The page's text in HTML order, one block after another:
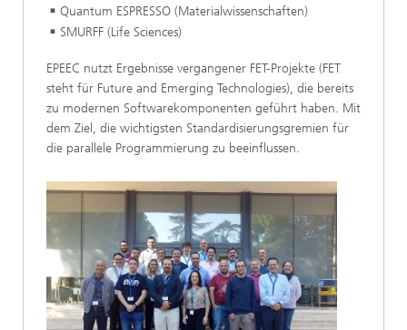
Quantum ESPRESSO (Materialwissenschaften)
SMURFF (Life Sciences)
EPEEC nutzt Ergebnisse vergangener FET-Projekte (FET
steht für Future and Emerging Technologies), die bereits
zu modernen Softwarekomponenten geführt haben. Mit
dem Ziel, die wichtigsten Standardisierungsgremien für
die parallele Programmierung zu beeinflussen.